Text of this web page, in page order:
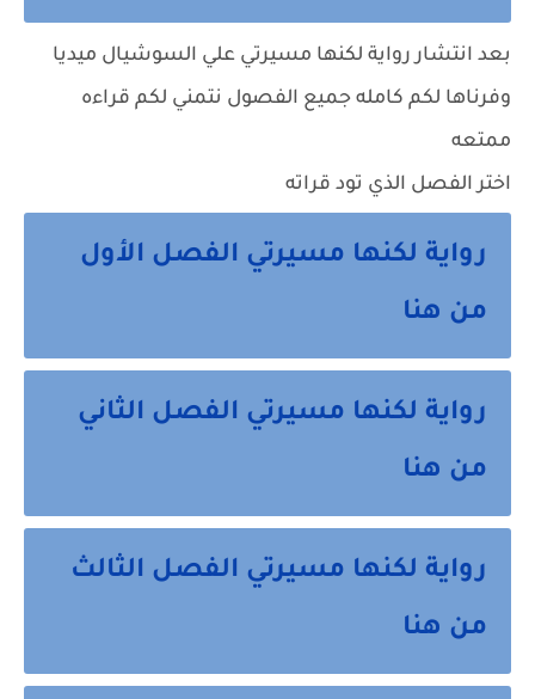
بعد انتشار رواية لكنها مسيرتي علي السوشيال ميديا
وفرناها لكم كامله جميع الفصول نتمني لكم قراءه
ممتعه
اختر الفصل الذي تود قراته
رواية لكنها مسيرتي الفصل الأول
من هنا
رواية لكنها مسيرتي الفصل الثاني
من هنا
رواية لكنها مسيرتي الفصل الثالث
من هنا